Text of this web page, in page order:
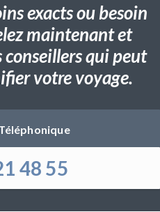
exacts ou besoin
maintenant et
conseillers qui peut
votre voyage.
48 55